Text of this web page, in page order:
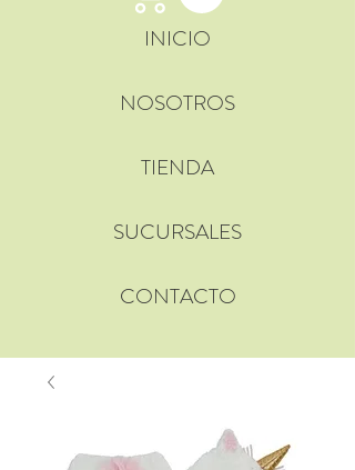
INICIO
NOSOTROS
TIENDA
SUCURSALES
CONTACTO